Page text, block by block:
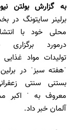
به گزارشبولتن
برلینر سایتونگ در
محلی خود با
درمورد برگزاری
تولیدات مواد غذایی
ˈهفته سبزˈ در
بستنی سنتی
معروف به ˈ اکبر
آلمان خبر داد.